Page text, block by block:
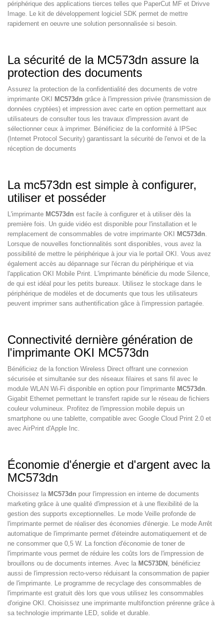
périphérique des applications tierces telles que PaperCut MF et Drivve
Image. Le kit de développement logiciel SDK permet de mettre
rapidement en oeuvre une solution personnalisée si besoin.
La sécurité de la MC573dn assure la
protection des documents
Assurez la protection de la confidentialité des documents de votre
imprimante OKI
MC573dn grâce à l'impression privée (transmission de
données cryptées) et impression avec carte en option permettant aux
utilisateurs de consulter tous les travaux d'impression avant de
sélectionner ceux à imprimer. Bénéficiez de la conformité à IPSec
(Internet Protocol Security) garantissant la sécurité de l'envoi et de la
réception de documents
La mc573dn est simple à configurer,
utiliser et posséder
L'imprimante MC573dn est facile à configurer et à utiliser dès la
première fois. Un guide vidéo est disponible pour l'installation et le
remplacement de consommables de votre imprimante OKI
MC573dn.
Lorsque de nouvelles fonctionnalités sont disponibles, vous avez la
possibilité de mettre le périphérique à jour via le portail OKI. Vous avez
également accès au dépannage sur l'écran du périphérique et via
l'application OKI Mobile Print. L'imprimante bénéficie du mode Silence,
de qui est idéal pour les petits bureaux. Utilisez le stockage dans le
périphérique de modèles et de documents que tous les utilisateurs
peuvent imprimer sans authentification gâce à l'impression partagée.
Connectivité dernière génération de
l'imprimante OKI MC573dn
Bénéficiez de la fonction Wireless Direct offrant une connexion
sécurisée et simultanée sur des réseaux filaires et sans fil avec le
module WLAN Wi-Fi disponible en option pour l'imprimante MC573dn.
Gigabit Ethernet permettant le transfert rapide sur le réseau de fichiers
couleur volumineux. Profitez de l'impression mobile depuis un
smartphone ou une tablette, compatible avec Google Cloud Print 2.0 et
avec AirPrint d'Apple Inc.
Économie d'énergie et d'argent avec la
MC573dn
Choisissez la MC573dn pour l'impression en interne de documents
marketing grâce à une qualité d'impression et à une flexibilité de la
gestion des supports exceptionnelles. Le mode Veille profonde de
l'imprimante permet de réaliser des économies d'énergie. Le mode Arrêt
automatique de l'imprimante permet d'éteindre automatiquement et de
ne consommer que 0,5 W. La fonction d'économie de toner de
l'imprimante vous permet de réduire les coûts lors de l'impression de
brouillons ou de documents internes. Avec la MC573DN , bénéficiez
aussi de l'impression recto-verso réduisant la consommation de papier
de l'imprimante. Le programme de recyclage des consommables de
l'imprimante est gratuit dès lors que vous utilisez les consommables
d'origine OKI. Choisissez une imprimante multifonction prérenne grâce à
sa technologie imprimante LED, solide et durable.